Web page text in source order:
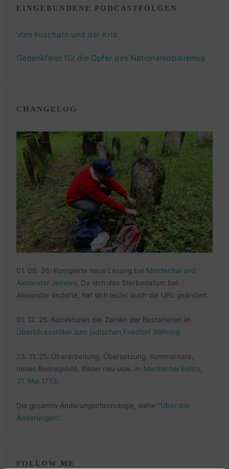
EINGEBUNDENE PODCASTFOLGEN
Vom Koschatn und der Kria
Gedenkfeier für die Opfer des Nationalsozialismus
CHANGELOG
01. 06. 26: Korrigierte neue Lesung bei Mordechai und
Alexander Jeiteles . Da sich das Sterbedatum bei
Alexander änderte, hat sich leider auch die URL geändert.
01. 12. 25: Korrekturen der Zahlen der Bestatteten im
Überblicksartikel zum jüdischen Friedhof Währing
23. 11. 25: Überarbeitung, Übersetzung, Kommentare,
neues Beitragsbild, Bilder neu usw. in: Mordechai Eidlitz,
31. Mai 1753
Die gesamte Änderungschronologie, siehe "Über die
Änderungen".
FOLLOW ME